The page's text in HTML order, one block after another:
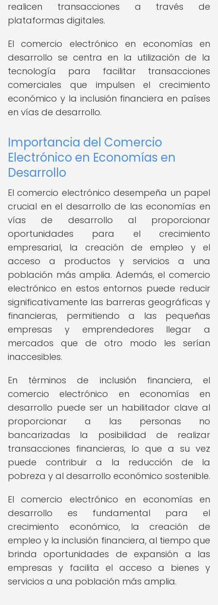
realicen transacciones a través de
plataformas digitales.
El comercio electrónico en economías en
desarrollo se centra en la utilización de la
tecnología para facilitar transacciones
comerciales que impulsen el crecimiento
económico y la inclusión financiera en países
en vías de desarrollo.
Importancia del Comercio
Electrónico en Economías en
Desarrollo
El comercio electrónico desempeña un papel
crucial en el desarrollo de las economías en
vías de desarrollo al proporcionar
oportunidades para el crecimiento
empresarial, la creación de empleo y el
acceso a productos y servicios a una
población más amplia. Además, el comercio
electrónico en estos entornos puede reducir
significativamente las barreras geográficas y
financieras, permitiendo a las pequeñas
empresas y emprendedores llegar a
mercados que de otro modo les serían
inaccesibles.
En términos de inclusión financiera, el
comercio electrónico en economías en
desarrollo puede ser un habilitador clave al
proporcionar a las personas no
bancarizadas la posibilidad de realizar
transacciones financieras, lo que a su vez
puede contribuir a la reducción de la
pobreza y al desarrollo económico sostenible.
El comercio electrónico en economías en
desarrollo es fundamental para el
crecimiento económico, la creación de
empleo y la inclusión financiera, al tiempo que
brinda oportunidades de expansión a las
empresas y facilita el acceso a bienes y
servicios a una población más amplia.